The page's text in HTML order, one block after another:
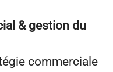
& gestion du
commerciale